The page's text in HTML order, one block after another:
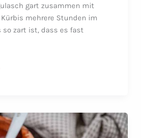
gart zusammen mit
mehrere Stunden im
so zart ist, dass es fast